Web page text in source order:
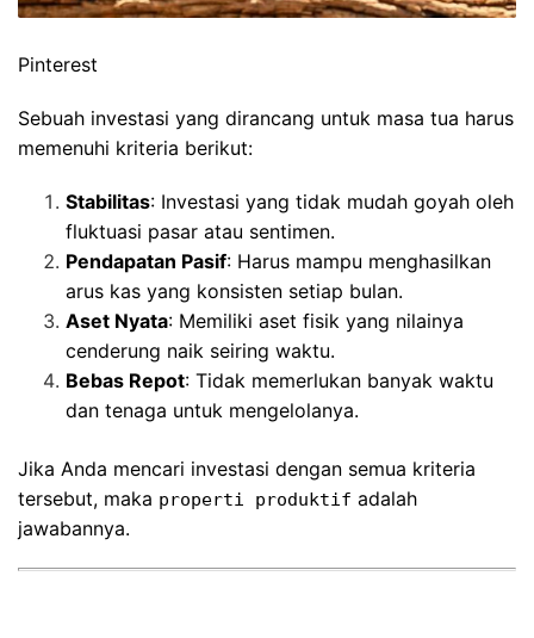
Pinterest
Sebuah investasi yang dirancang untuk masa tua harus
memenuhi kriteria berikut:
Stabilitas: Investasi yang tidak mudah goyah oleh
fluktuasi pasar atau sentimen.
Pendapatan Pasif: Harus mampu menghasilkan
arus kas yang konsisten setiap bulan.
Aset Nyata: Memiliki aset fisik yang nilainya
cenderung naik seiring waktu.
Bebas Repot: Tidak memerlukan banyak waktu
dan tenaga untuk mengelolanya.
Jika Anda mencari investasi dengan semua kriteria
tersebut, maka properti produktif adalah
jawabannya.